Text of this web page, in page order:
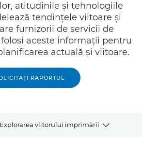
atitudinile şi tehnologiile
tendinţele viitoare şi
furnizorii de servicii de
aceste informaţii pentru
actuală şi viitoare.
RAPORTUL
viitorului imprimării